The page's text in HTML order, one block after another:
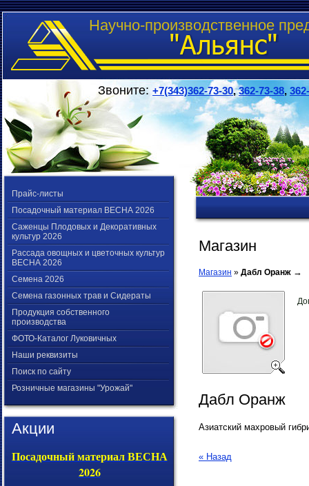
Научно-производственное
Звоните: +7(343)362-73-30,362-73-38,
Прайс-листы
Посадочный материал ВЕСНА 2026
Саженцы Плодовых и Декоративных
культур 2026
Рассада овощных и цветочных культур
ВЕСНА 2026
Семена 2026
Семена газонных трав и Сидераты
Продукция собственного
производства
ФОТО-Каталог Луковичных
Наши реквизиты
Поиск по сайту
Розничные магазины "Урожай"
Акции
Посадочный материал ВЕСНА
2026
Магазин
Магазин » Дабл Оранж →
Дабл Оранж
Азиатский махровый
« Назад